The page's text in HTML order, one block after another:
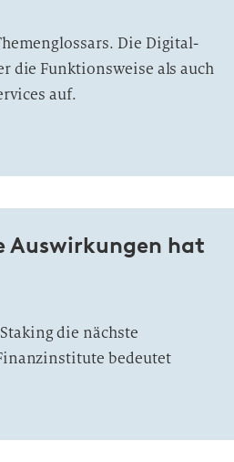
Die Digital-
die Funktionsweise als auch
auf.
Auswirkungen hat
die nächste
bedeutet